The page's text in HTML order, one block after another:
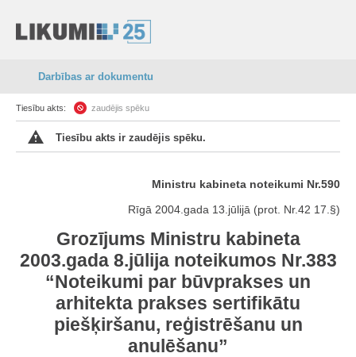
Darbības ar dokumentu
Tiesību akts: zaudējis spēku
Tiesību akts ir zaudējis spēku.
Ministru kabineta noteikumi Nr.590
Rīgā 2004.gada 13.jūlijā (prot. Nr.42 17.§)
Grozījums Ministru kabineta
2003.gada 8.jūlija noteikumos Nr.383
“Noteikumi par būvprakses un
arhitekta prakses sertifikātu
piešķiršanu, reģistrēšanu un
anulēšanu”